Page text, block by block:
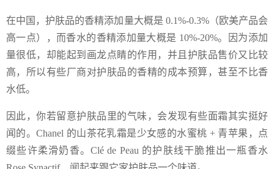
在中国，护肤品的香精添加量大概是 0.1%-0.3%（欧美产品会
高一点），而香水的香精添加量大概是 10%-20%。因为添加
量很低，却能起到画龙点睛的作用，并且护肤品售价又比较
高，所以有些厂商对护肤品的香精的成本预算，甚至不比香
水低。
因此，你若留意护肤品里的气味，会发现有些面霜其实挺好
闻的。Chanel 的山茶花乳霜是少女感的水蜜桃 + 青苹果，点
缀些许柔滑奶香。Clé de Peau 的护肤线干脆推出一瓶香水